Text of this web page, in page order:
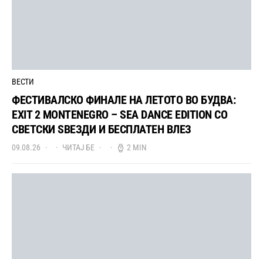
ВЕСТИ
ФЕСТИВАЛСКО ФИНАЛЕ НА ЛЕТОТО ВО БУДВА:
EXIT 2 MONTENEGRO – SEA DANCE EDITION СО
СВЕТСКИ ЅВЕЗДИ И БЕСПЛАТЕН ВЛЕЗ
09.08.26 ЧИТАЈ БЕ 2 MIN